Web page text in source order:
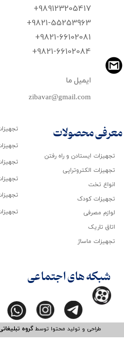
+989123205417
+9821-55253963
+9821-66102081
​​​​​​​+9821-66102084
zibavar@gmail.com
ایمیل ما
طراحی و تولید محتوا توسطگروه
تجهیزات ایستادن و راه رفتن
تجهیزات الکتروتراپی
انواع تخت
تجهیزات کودک
لوازم مصرفی
اتاق تاریک
تجهیزات ماساژ
معرفی محصولات
شبکه های اجتماعی